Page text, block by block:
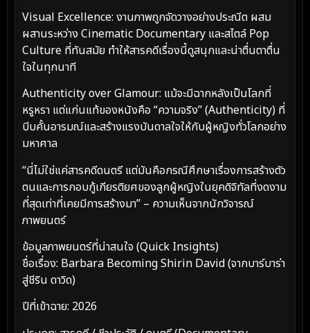
Visual Excellence: งานภาพถูกจัดวางอย่างประณีต ผสม
ผสานระหว่าง Cinematic Documentary และสไตล์ Pop
Culture ที่ทันสมัย ทำให้สารคดีเรื่องนี้ดูสนุกและน่าตื่นตาตื่น
ใจในทุกนาที
Authenticity over Glamour: แม้จะมีฉากหลังเป็นโลกที่
หรูหรา แต่แก่นแท้ของหนังคือ “ความจริง” (Authenticity) ที่
บีบคั้นอารมณ์และสร้างแรงบันดาลใจให้กับผู้หญิงทั่วโลกอย่าง
มหาศาล
“นี่ไม่ใช่แค่สารคดีดนตรี แต่มันคือกรณีศึกษาเรื่องการสร้างตัว
ตนและการกอบกู้เกียรติยศของลูกผู้หญิงในยุคดิจิทัลที่งดงาม
ที่สุดเท่าที่เคยมีการสร้างมา” – ความเห็นจากนักวิจารณ์
ภาพยนตร์
ข้อมูลภาพยนตร์ที่น่าสนใจ (Quick Insights)
ชื่อเรื่อง: Barbara Becoming Shirin David (จากบาร์บาร่า
สู่ชีริน ดาวิด)
ปีที่เข้าฉาย: 2026